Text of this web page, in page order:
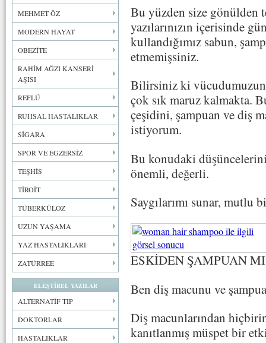
MEHMET ÖZ
MODERN HAYAT
OBEZİTE
RAHİM AĞZI KANSERİ
AŞISI
REFLÜ
RUHSAL HASTALIKLAR
SİGARA
SPOR VE EGZERSİZ
TEŞHİS
TİROİT
TÜBERKÜLOZ
UZUN YAŞAMA
YAZ HASTALIKLARI
ZATÜRREE
ELEŞTİREL YAZILAR
ALTERNATİF TIP
DOKTORLAR
HASTALIKLAR
Bu yüzden size gönülden
yazılarınızın içerisinde
kullandığımız sabun,
etmemişsiniz.
Bilirsiniz ki
çok sık maruz kalmakta.
çeşidini, şampuan ve diş
istiyorum.
Bu konudaki
önemli, değerli.
Saygılarımı sunar, mutlu
ESKİDEN ŞAMPUAN
Ben diş macunu ve
Diş macunlarından
kanıtlanmış müspet bir